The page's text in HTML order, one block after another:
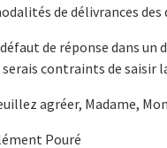
de délivrances
de réponse dans un
serais contraints de saisir
agréer, Madame,
Pouré